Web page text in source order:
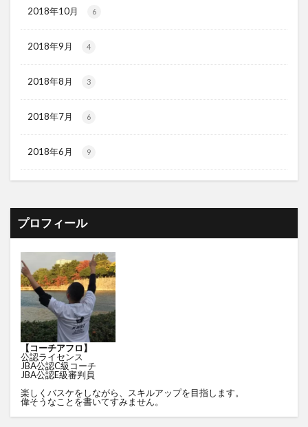
2018年10月 6
2018年9月 4
2018年8月 3
2018年7月 6
2018年6月 9
プロフィール
【コーチアフロ】
公認ライセンス
JBA公認C級コーチ
JBA公認E級審判員
楽しくバスケをしながら、スキルアップを目指します。
偉そうなことを書いてすみません。